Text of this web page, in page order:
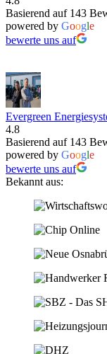
Basierend auf 143
powered by Google
bewerte uns auf
Evergreen
4.8
Basierend auf 143
powered by Google
bewerte uns auf
Bekannt aus: